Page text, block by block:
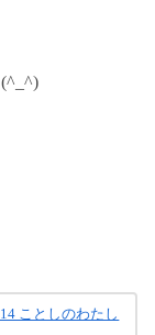
ことしのわたし